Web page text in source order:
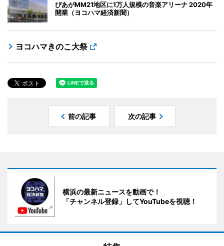
ぴあがMM21地区に1万人規模の音楽アリーナ 2020年
開業（ヨコハマ経済新聞）
ヨコハマきのこ大祭
前の記事 次の記事
横浜の最新ニュースを動画で！
「チャンネル登録」してYouTubeを視聴！